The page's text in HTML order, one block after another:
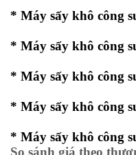
* Máy sấy khô công
* Máy sấy khô công
* Máy sấy khô công
* Máy sấy khô công
* Máy sấy khô công
So sánh giá theo